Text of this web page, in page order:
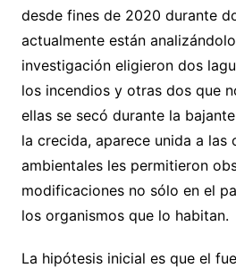
desde fines de 2020 durante
actualmente están
investigación eligieron dos
los incendios y otras dos que
ellas se secó durante la
la crecida, aparece unida a las
ambientales les permitieron
modificaciones no sólo en el
los organismos que lo habitan.
La hipótesis inicial es que el